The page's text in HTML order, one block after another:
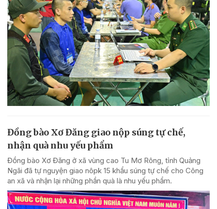
Đồng bào Xơ Đăng giao nộp súng tự chế,
nhận quà nhu yếu phẩm
Đồng bào Xơ Đăng ở xã vùng cao Tu Mơ Rông, tỉnh Quảng
Ngãi đã tự nguyện giao nôpk 15 khẩu súng tự chế cho Công
an xã và nhận lại những phần quà là nhu yếu phẩm.